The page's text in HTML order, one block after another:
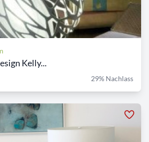
Kelly...
29% Nachlass